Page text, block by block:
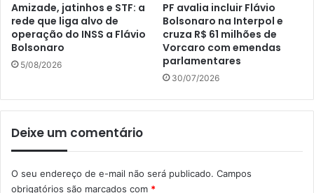
Amizade, jatinhos e STF: a
rede que liga alvo de
operação do INSS a Flávio
Bolsonaro
5/08/2026
PF avalia incluir Flávio
Bolsonaro na Interpol e
cruza R$ 61 milhões de
Vorcaro com emendas
parlamentares
30/07/2026
Deixe um comentário
O seu endereço de e-mail não será publicado. Campos
obrigatórios são marcados com *